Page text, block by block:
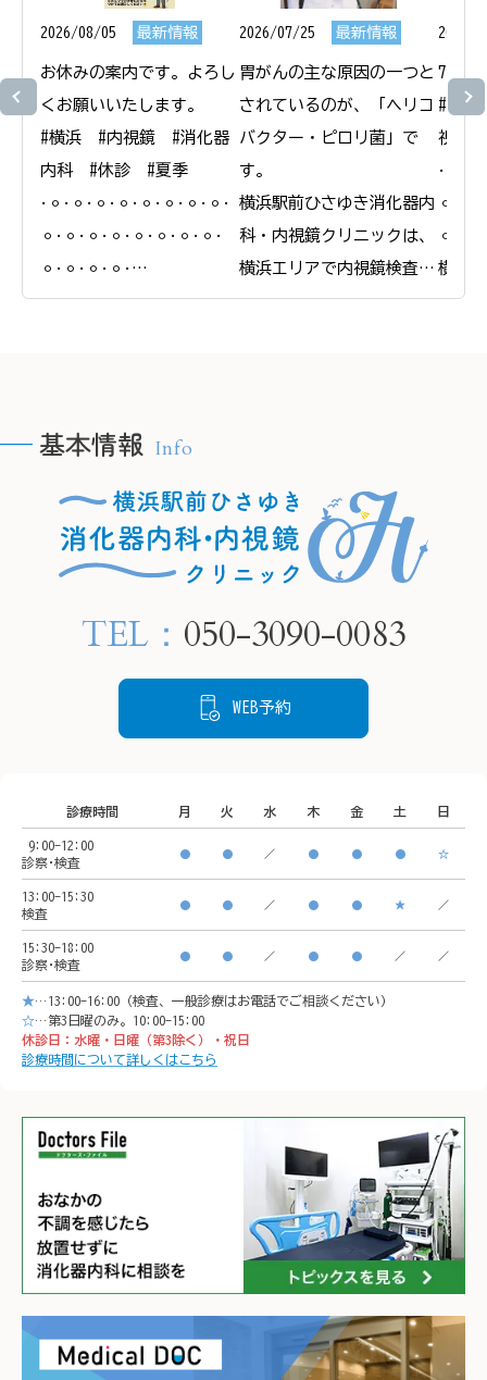
2026/08/05 最新情報
お休みの案内です。よろし
くお願いいたします。
#横浜　#内視鏡　#消化器
内科　#休診　#夏季
𐄁𐄙𐄁𐄙𐄁𐄙𐄁𐄙𐄁𐄙𐄁𐄙𐄁𐄙𐄁𐄙𐄁
𐄙𐄁𐄙𐄁𐄙𐄁𐄙𐄁𐄙𐄁𐄙𐄁𐄙𐄁𐄙𐄁
𐄙𐄁𐄙𐄁𐄙𐄁𐄙𐄁
横浜駅前ひさゆき消化器内
🫧HPの予約フォームより、
24時間ご要約可能です🫧
プロフィールリンクから
〒220-0005
神奈川県横浜市西区南幸２
🚃アクセス方法
イオンモール「CeeU
yokohama」9階
※イオン内に地下駐車場あ
り
𐄁𐄙𐄁𐄙𐄁𐄙𐄁𐄙𐄁𐄙𐄁𐄙𐄁𐄙𐄁𐄙𐄁
𐄙𐄁𐄙𐄁𐄙𐄁𐄙𐄁
2026/07/25 最新情報
胃がんの主な原因の一つと
されているのが、「ヘリコ
バクター・ピロリ菌」で
す。
横浜駅前ひさゆき消化器内
科・内視鏡クリニックは、
横浜エリアで内視鏡検査と
合わせたピロリ菌の検査・
当院では内視鏡検査で胃の
粘膜の状態を確認し、感染
が疑われる場合は組織を採
です。
薬による除菌治療でリスク
2026/
7月19
#横浜
視鏡
横浜
科・
🚃ア
横浜
※イ
り
基本情報 Info
TEL： 050-3090-0083
WEB予約
診療時間 月 火 水 木 金 土 日
9:00-12:00
診察･検査
● ● ／ ● ● ● ☆
13:00-15:30
検査
● ● ／ ● ● ★ ／
15:30-18:00
診察･検査
● ● ／ ● ● ／ ／
★…13:00-16:00（検査、一般診療はお電話でご相談ください）
☆…第3日曜のみ。10:00-15:00
休診日：水曜・日曜（第3除く）・祝日
診療時間について詳しくはこちら